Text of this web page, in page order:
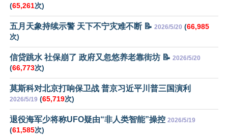
(65,261次)
五月天象持续示警 天下不宁灾难不断 📝 2026/5/20 (66,985
次)
信贷跳水 社保崩了 政府又忽悠养老靠街坊 📝 2026/5/20
(66,773次)
莫斯科对北京打响保卫战 普京习近平川普三国演利
2026/5/19 (65,719次)
退役海军少将称UFO疑由“非人类智能”操控 2026/5/19
(61,585次)